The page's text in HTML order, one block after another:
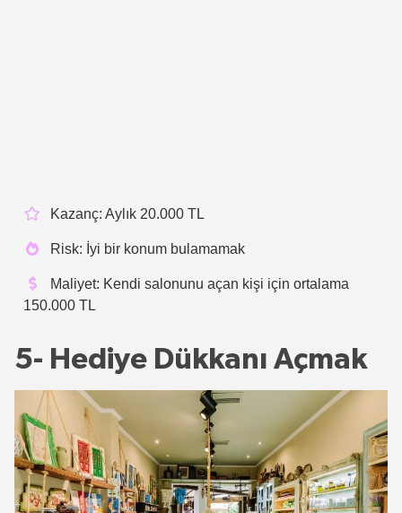
Kazanç: Aylık 20.000 TL
Risk: İyi bir konum bulamamak
Maliyet: Kendi salonunu açan kişi için ortalama
150.000 TL
5- Hediye Dükkanı Açmak